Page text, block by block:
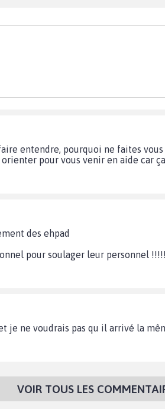
entendre, pourquoi ne faites
pour vous venir en aide car
des ehpad
pour soulager leur personnel
je ne voudrais pas qu il arrivé la
VOIR TOUS LES